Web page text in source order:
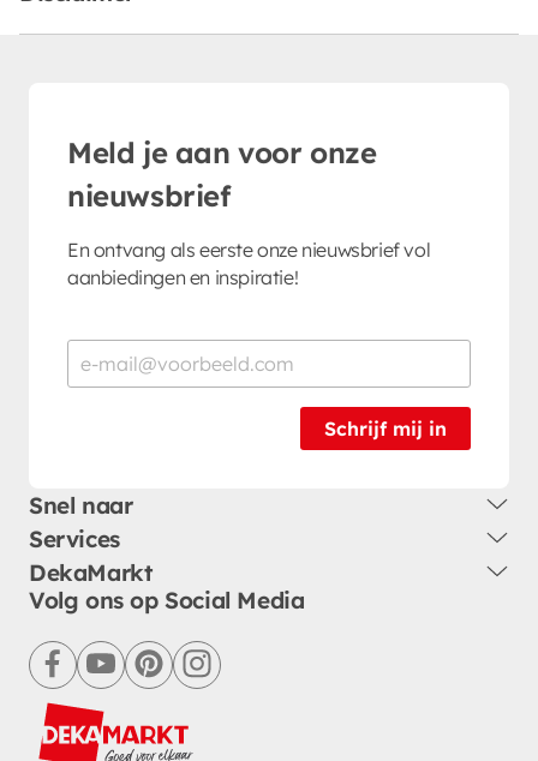
Meld je aan voor onze
nieuwsbrief
En ontvang als eerste onze nieuwsbrief vol
aanbiedingen en inspiratie!
Schrijf mij in
Snel naar
Services
DekaMarkt
Volg ons op Social Media
facebookyoutubepinterestinstagram